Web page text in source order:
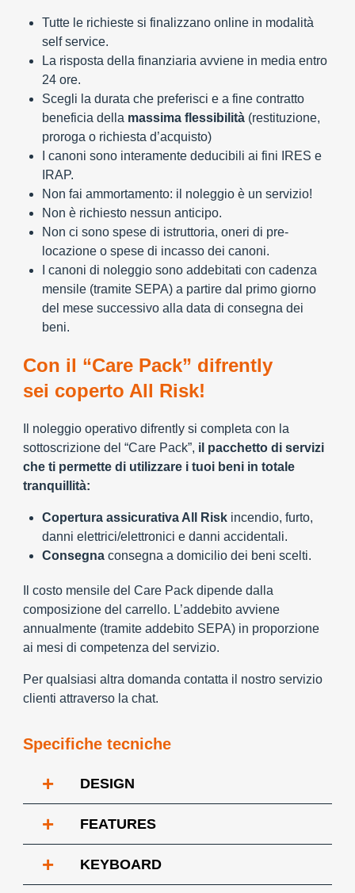
Tutte le richieste si finalizzano online in modalità
self service.
La risposta della finanziaria avviene in media entro
24 ore.
Scegli la durata che preferisci e a fine contratto
beneficia della massima flessibilità (restituzione,
proroga o richiesta d’acquisto)
I canoni sono interamente deducibili ai fini IRES e
IRAP.
Non fai ammortamento: il noleggio è un servizio!
Non è richiesto nessun anticipo.
Non ci sono spese di istruttoria, oneri di pre-
locazione o spese di incasso dei canoni.
I canoni di noleggio sono addebitati con cadenza
mensile (tramite SEPA) a partire dal primo giorno
del mese successivo alla data di consegna dei
beni.
Con il “Care Pack” difrently
sei coperto All Risk!
Il noleggio operativo difrently si completa con la
sottoscrizione del “Care Pack”, il pacchetto di servizi
che ti permette di utilizzare i tuoi beni in totale
tranquillità:
Copertura assicurativa All Risk incendio, furto,
danni elettrici/elettronici e danni accidentali.
Consegna consegna a domicilio dei beni scelti.
Il costo mensile del Care Pack dipende dalla
composizione del carrello. L’addebito avviene
annualmente (tramite addebito SEPA) in proporzione
ai mesi di competenza del servizio.
Per qualsiasi altra domanda contatta il nostro servizio
clienti attraverso la chat.
Specifiche tecniche
+ DESIGN
+ FEATURES
+ KEYBOARD